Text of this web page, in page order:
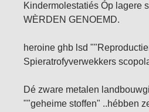
Kindermolestatiés Óp lagere
WÈRDEN GENOEMD.
heroine ghb lsd
Spieratrofyverwekkers
Dé zware metalen
""geheime stoffen" ..hébben